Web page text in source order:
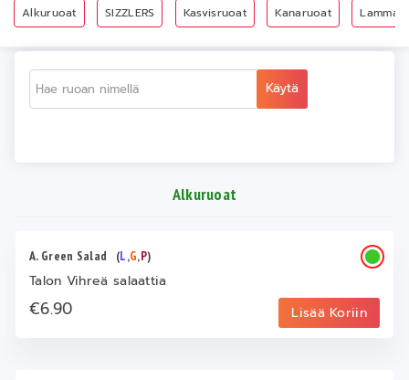
Alkuruoat SIZZLERS Kasvisruoat Kanaruoat
Käytä
Alkuruoat
A. Green Salad (L,G,P)
Talon Vihreä salaattia
€6.90 Lisää Koriin